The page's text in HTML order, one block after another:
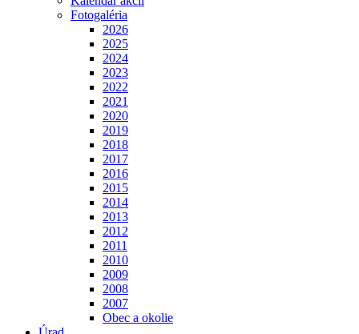
Fotogaléria
2026
2025
2024
2023
2022
2021
2020
2019
2018
2017
2016
2015
2014
2013
2012
2011
2010
2009
2008
2007
Obec a okolie